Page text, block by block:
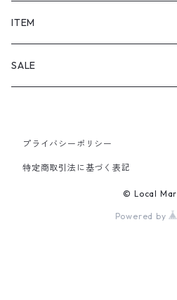
SHORTS
PANTS
ITEM
SALE
PANTS
プライバシーポリシー
特定商取引法に基づく表記
© Local
Powered by